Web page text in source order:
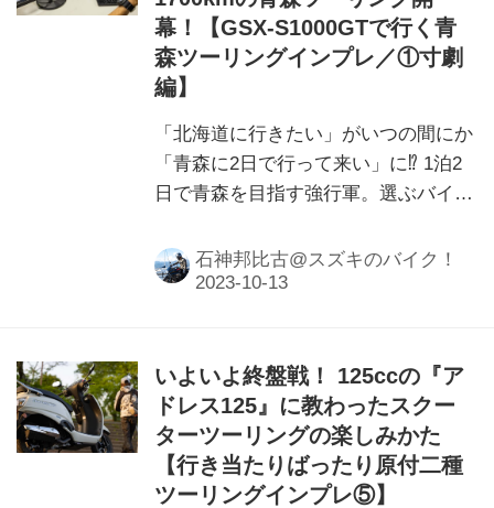
幕！【GSX-S1000GTで行く青
森ツーリングインプレ／①寸劇
編】
「北海道に行きたい」がいつの間にか
「青森に2日で行って来い」に⁉ 1泊2
日で青森を目指す強行軍。選ぶバイク
石神邦比古@スズキのバイク！
いよいよ終盤戦！ 125ccの『ア
ドレス125』に教わったスクー
ターツーリングの楽しみかた
【行き当たりばったり原付二種
ツーリングインプレ⑤】